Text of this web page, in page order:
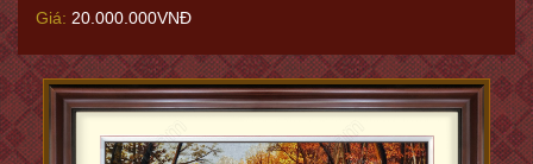
Giá: 20.000.000VNĐ